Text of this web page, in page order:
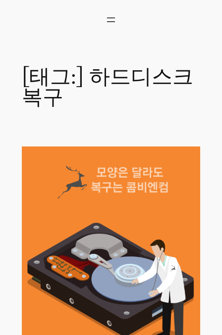
[태그:] 하드디스크
복구